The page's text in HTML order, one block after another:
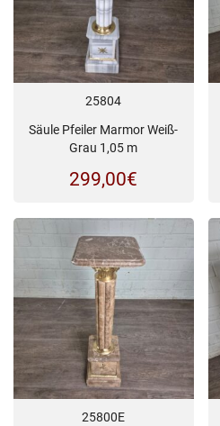
25804
Säule Pfeiler Marmor Weiß-
Grau 1,05 m
299,00€
25800E